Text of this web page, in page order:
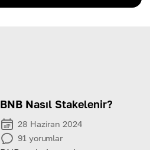
BNB Nasıl Stakelenir?
28 Haziran 2024
91 yorumlar